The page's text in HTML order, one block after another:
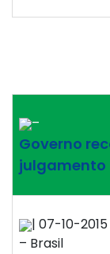
–
Governo
julgamento
| 07-10-
– Brasil